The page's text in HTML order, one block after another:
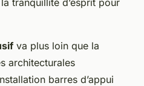
va plus loin que la
architecturales
barres d’appui